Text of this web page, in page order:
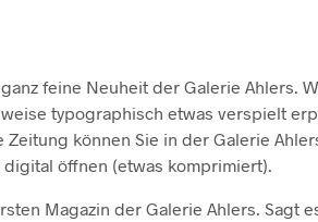
feine Neuheit der Galerie Ahlers.
typographisch etwas verspielt
können Sie in der Galerie
öffnen (etwas komprimiert).
Magazin der Galerie Ahlers. Sagt